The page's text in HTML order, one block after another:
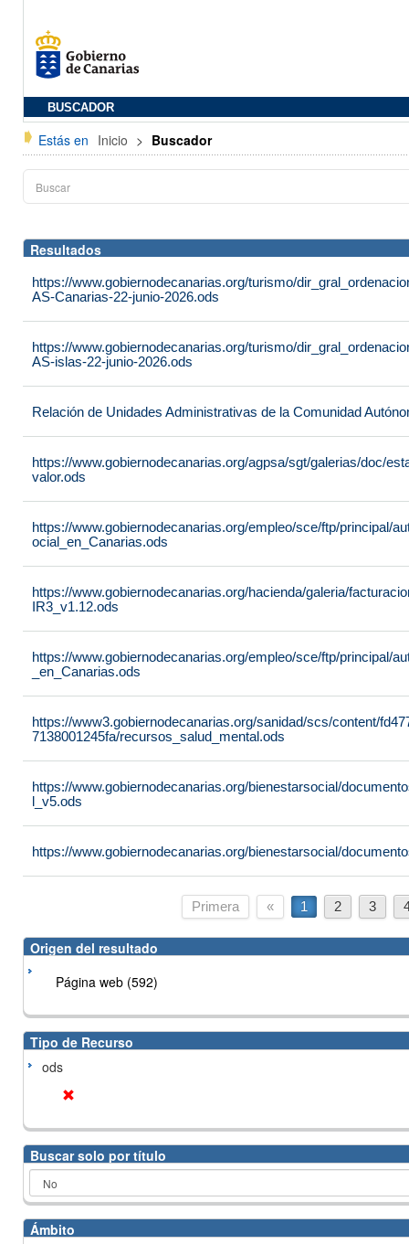
BUSCADOR
Estás en Inicio > Buscador
Resultados
https://www.gobiernodecanarias.org/turismo/
AS-Canarias-22-junio-2026.ods
https://www.gobiernodecanarias.org/turismo/
AS-islas-22-junio-2026.ods
Relación de Unidades Administrativas de la Comunidad
https://www.gobiernodecanarias.org/agpsa/sgt/galerias/doc/
valor.ods
https://www.gobiernodecanarias.org/empleo/sce/ftp/principal/
ocial_en_Canarias.ods
https://www.gobiernodecanarias.org/hacienda/galeria/
IR3_v1.12.ods
https://www.gobiernodecanarias.org/empleo/sce/ftp/principal/
_en_Canarias.ods
https://www3.gobiernodecanarias.org/sanidad/scs/content/
7138001245fa/recursos_salud_mental.ods
https://www.gobiernodecanarias.org/bienestarsocial/
l_v5.ods
https://www.gobiernodecanarias.org/bienestarsocial/
Primera « 1 2 3
Origen del resultado
Página web (592)
Tipo de Recurso
ods
Buscar solo por título
Ámbito